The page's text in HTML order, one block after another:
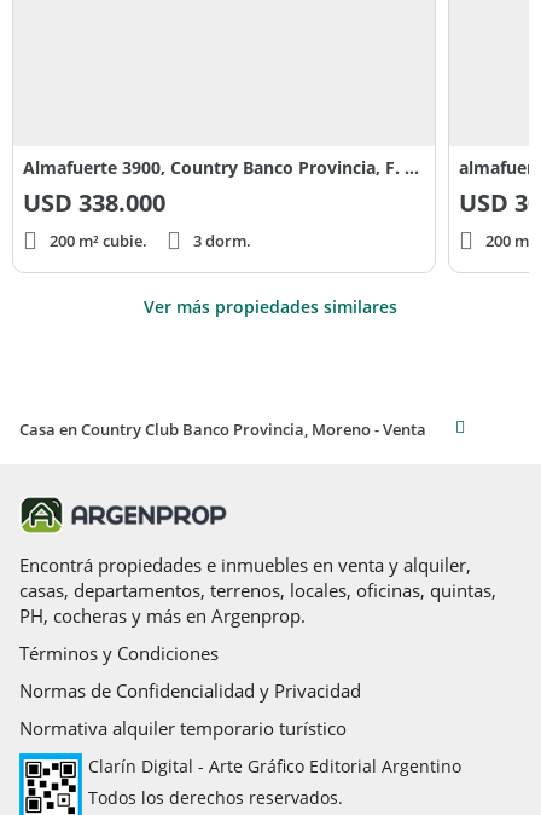
Almafuerte 3900, Country Banco Provincia, F. Alvarez, Moreno
USD 338.000
200 m² cubie. 3 dorm.
USD
200
Ver más propiedades similares
Casa en Country Club Banco Provincia, Moreno - Venta
Encontrá propiedades e inmuebles en venta y alquiler,
casas, departamentos, terrenos, locales, oficinas, quintas,
PH, cocheras y más en Argenprop.
Términos y Condiciones
Normas de Confidencialidad y Privacidad
Normativa alquiler temporario turístico
Clarín Digital - Arte Gráfico Editorial Argentino
Todos los derechos reservados.